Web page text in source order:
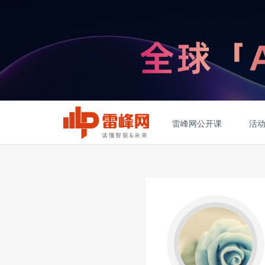
雷峰网公开课 活